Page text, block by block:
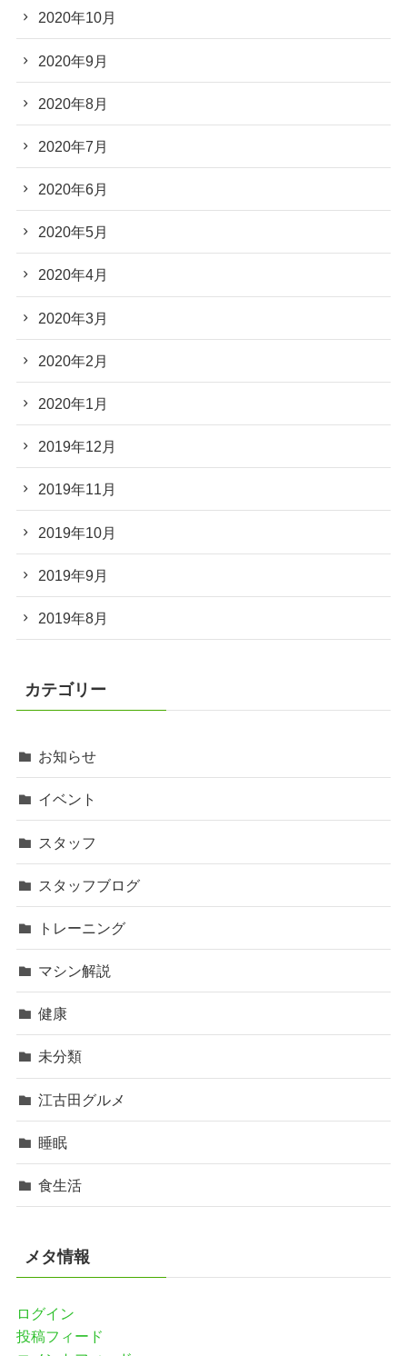
2020年10月
2020年9月
2020年8月
2020年7月
2020年6月
2020年5月
2020年4月
2020年3月
2020年2月
2020年1月
2019年12月
2019年11月
2019年10月
2019年9月
2019年8月
カテゴリー
お知らせ
イベント
スタッフ
スタッフブログ
トレーニング
マシン解説
健康
未分類
江古田グルメ
睡眠
食生活
メタ情報
ログイン
投稿フィード